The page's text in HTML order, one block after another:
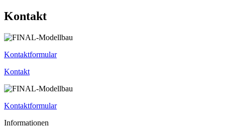
Kontakt
Kontaktformular
Kontakt
Kontaktformular
Informationen